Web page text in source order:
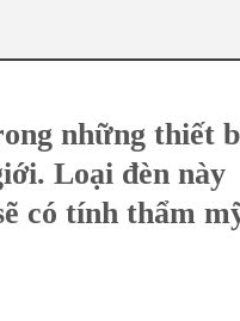
những thiết
Loại đèn này
có tính thẩm